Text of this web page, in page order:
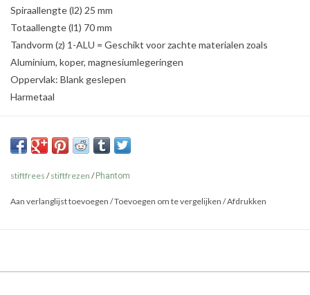
Spiraallengte (l2) 25 mm
Totaallengte (l1) 70 mm
Tandvorm (z) 1-ALU = Geschikt voor zachte materialen zoals
Aluminium, koper, magnesiumlegeringen
Oppervlak: Blank geslepen
Harmetaal
stiftfrees /stiftfrezen / Phantom
Aan verlanglijst toevoegen /Toevoegen om te vergelijken /Afdrukken